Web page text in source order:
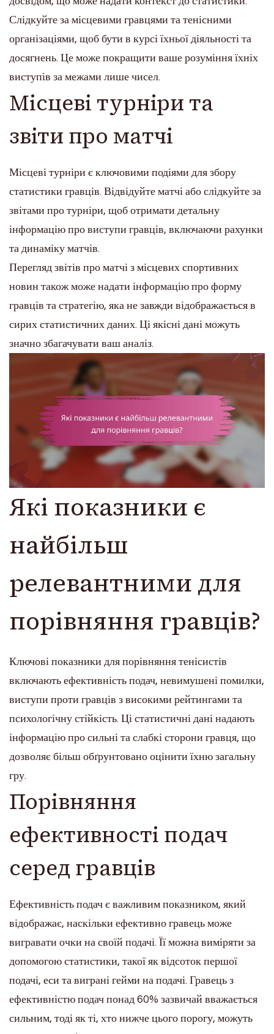
Слідкуйте за місцевими гравцями та тенісними
організаціями, щоб бути в курсі їхньої діяльності та
досягнень. Це може покращити ваше розуміння їхніх
виступів за межами лише чисел.
Місцеві турніри та
звіти про матчі
Місцеві турніри є ключовими подіями для збору
статистики гравців. Відвідуйте матчі або слідкуйте за
звітами про турніри, щоб отримати детальну
інформацію про виступи гравців, включаючи рахунки
та динаміку матчів.
Перегляд звітів про матчі з місцевих спортивних
новин також може надати інформацію про форму
гравців та стратегію, яка не завжди відображається в
сирих статистичних даних. Ці якісні дані можуть
значно збагачувати ваш аналіз.
Які показники є
найбільш
релевантними для
порівняння гравців?
Ключові показники для порівняння тенісистів
включають ефективність подач, невимушені помилки,
виступи проти гравців з високими рейтингами та
психологічну стійкість. Ці статистичні дані надають
інформацію про сильні та слабкі сторони гравця, що
дозволяє більш обґрунтовано оцінити їхню загальну
гру.
Порівняння
ефективності подач
серед гравців
Ефективність подач є важливим показником, який
відображає, наскільки ефективно гравець може
вигравати очки на своїй подачі. Її можна виміряти за
допомогою статистики, такої як відсоток першої
подачі, еси та виграні гейми на подачі. Гравець з
ефективністю подач понад 60% зазвичай вважається
сильним, тоді як ті, хто нижче цього порогу, можуть